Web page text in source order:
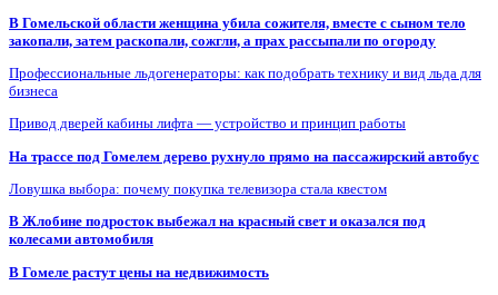
В Гомельской области женщина убила сожителя, вместе с сыном тело
закопали, затем раскопали, сожгли, а прах рассыпали по огороду
Профессиональные льдогенераторы: как подобрать технику и вид льда для
бизнеса
Привод дверей кабины лифта — устройство и принцип работы
На трассе под Гомелем дерево рухнуло прямо на пассажирский автобус
Ловушка выбора: почему покупка телевизора стала квестом
В Жлобине подросток выбежал на красный свет и оказался под
колесами автомобиля
В Гомеле растут цены на недвижимость